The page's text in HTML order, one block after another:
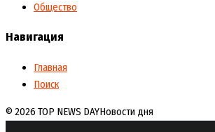
Общество
Навигация
Главная
Поиск
© 2026 TOP NEWS DAYНовости дня